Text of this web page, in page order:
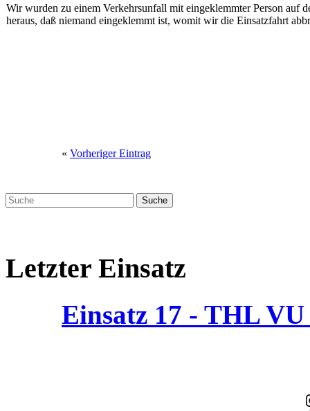
Wir wurden zu einem Verkehrsunfall mit eingeklemmter Person auf
heraus, daß niemand eingeklemmt ist, womit wir die Einsatzfahrt
« Vorheriger Eintrag
Letzter Einsatz
Einsatz 17 - THL